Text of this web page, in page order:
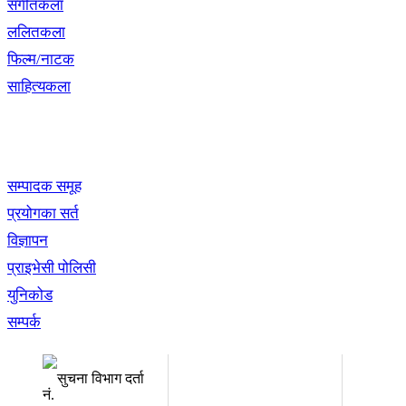
संगीतकला
ललितकला
फिल्म/नाटक
साहित्यकला
सम्पादक समूह
प्रयोगका सर्त
विज्ञापन
प्राइभेसी पोलिसी
युनिकोड
सम्पर्क
सुचना विभाग दर्ता
नं.